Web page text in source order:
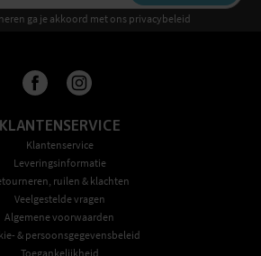
ga je akkoord met ons privacybeleid
KLANTENSERVICE
Klantenservice
Leveringsinformatie
ruilen & klachten
Veelgestelde vragen
Algemene voorwaarden
& persoonsgegevensbeleid
Toegankelijkheid